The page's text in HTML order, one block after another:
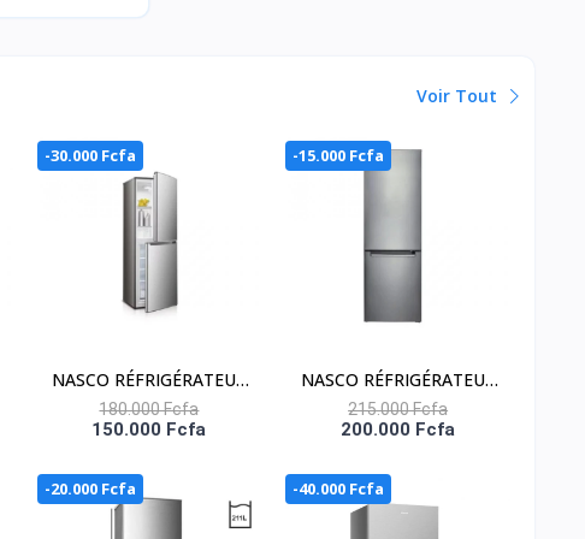
Voir Tout
-30.000 Fcfa
NASCO RÉFRIGÉRATEUR
COMBINÉ 229 LITRES –
HNASD2-29
180.000 Fcfa
150.000 Fcfa
-15.000 Fcfa
NASCO RÉFRIGÉRATEUR
COMBINÉ 246 LITRES –
HNASD2-33
215.000 Fcfa
200.000 Fcfa
-20.000 Fcfa -40.000 Fcfa